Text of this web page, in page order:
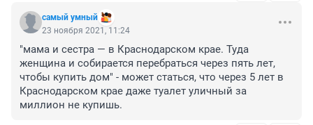
самый умный
23 ноября 2021, 11:24
"мама и сестра — в Краснодарском крае. Туда
женщина и собирается перебраться через пять лет,
чтобы купить дом" - может статься, что через 5 лет в
Краснодарском крае даже туалет уличный за
миллион не купишь.